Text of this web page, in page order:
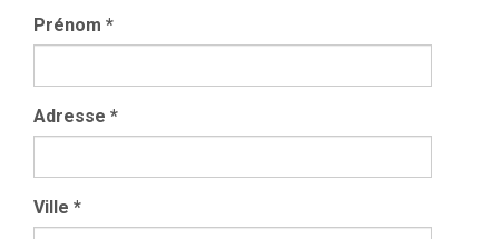
Prénom *
Adresse *
Ville *